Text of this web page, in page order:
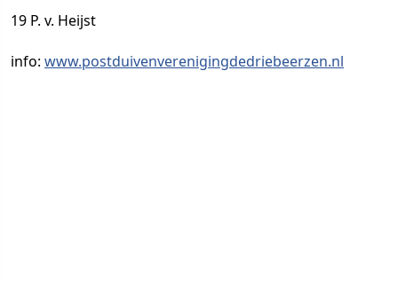
19 P. v. Heijst
info: www.postduivenverenigingdedriebeerzen.nl